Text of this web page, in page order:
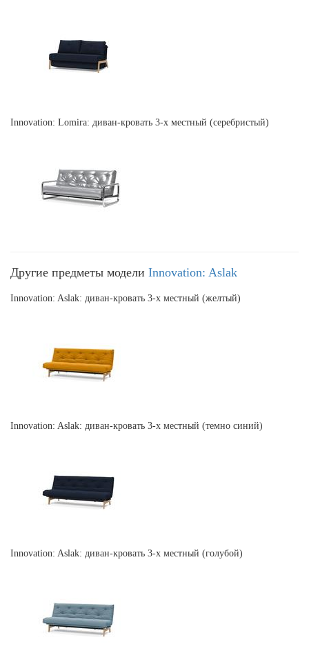
Innovation: Lomira: диван-кровать 3-х местный (серебристый)
Другие предметы модели Innovation: Aslak
Innovation: Aslak: диван-кровать 3-х местный (желтый)
Innovation: Aslak: диван-кровать 3-х местный (темно синий)
Innovation: Aslak: диван-кровать 3-х местный (голубой)